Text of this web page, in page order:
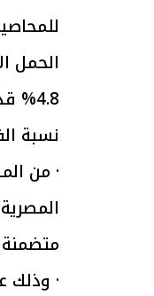
4.8% قدرها 1000 ميجاوات عن المتوقع وقد بلغ الحمل الأقصى الفعلى 36200 ميجاوات.
نسبة
الرئيس السيسي:
الاقتصاد